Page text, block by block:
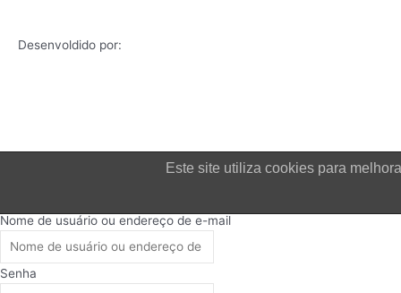
Desenvoldido por:
Este site utiliza cookies para
Nome de usuário ou endereço de e-mail
Senha